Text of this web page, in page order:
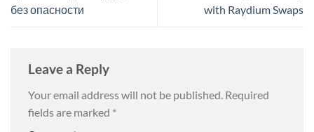
без опасности
with Raydium Swaps
Leave a Reply
Your email address will not be published. Required
fields are marked *